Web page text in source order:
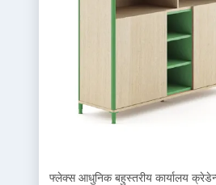
फ्लेक्स आधुनिक बहुस्तरीय कार्यालय